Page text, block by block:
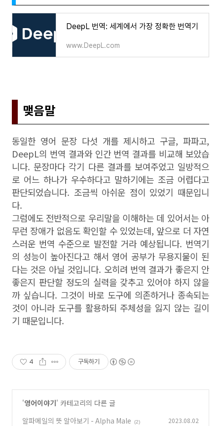
DeepL 번역: 세계에서 가장 정확한 번역기
www.DeepL.com
맺음말
동일한 영어 문장 다섯 개를 제시하고 구글, 파파고,
DeepL의 번역 결과와 인간 번역 결과를 비교해 보았습
니다. 문장마다 각기 다른 결과를 보여주었고 일방적으
로 어느 하나가 우수하다고 말하기에는 조금 어렵다고
판단되었습니다. 조금씩 아쉬운 점이 있었기 때문입니
다.
그럼에도 전반적으로 우리말을 이해하는 데 있어서는 아
무런 장애가 없음도 확인할 수 있었는데, 앞으로 더 자연
스러운 번역 수준으로 발전할 거라 예상됩니다. 번역기
의 성능이 높아진다고 해서 영어 공부가 무용지물이 된
다는 것은 아닐 것입니다. 오히려 번역 결과가 좋은지 안
좋은지 판단할 정도의 실력을 갖추고 있어야 하지 않을
까 싶습니다. 그것이 바로 도구에 의존하거나 종속되는
것이 아니라 도구를 활용하되 주체성을 잃지 않는 길이
기 때문입니다.
4 구독하기
'영어이야기' 카테고리의 다른 글
알파메일의 뜻 알아보기 - Alpha Male
(2) 2023.08.02